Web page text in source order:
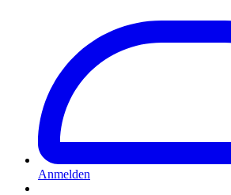
Anmelden